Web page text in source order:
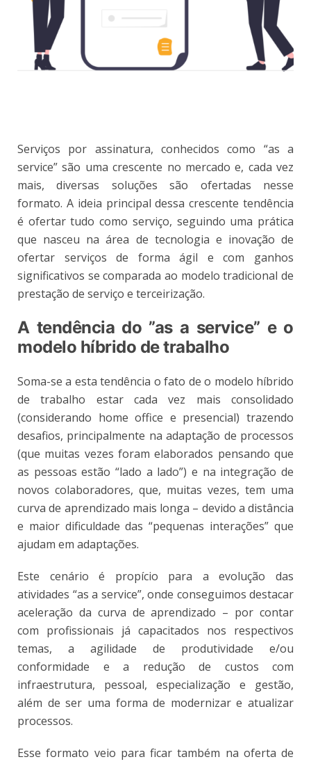
Serviços por assinatura, conhecidos como “as a
service” são uma crescente no mercado e, cada vez
mais, diversas soluções são ofertadas nesse
formato. A ideia principal dessa crescente tendência
é ofertar tudo como serviço, seguindo uma prática
que nasceu na área de tecnologia e inovação de
ofertar serviços de forma ágil e com ganhos
significativos se comparada ao modelo tradicional de
prestação de serviço e terceirização.
A tendência do ”as a service” e o
modelo híbrido de trabalho
Soma-se a esta tendência o fato de o modelo híbrido
de trabalho estar cada vez mais consolidado
(considerando home office e presencial) trazendo
desafios, principalmente na adaptação de processos
(que muitas vezes foram elaborados pensando que
as pessoas estão “lado a lado”) e na integração de
novos colaboradores, que, muitas vezes, tem uma
curva de aprendizado mais longa – devido a distância
e maior dificuldade das “pequenas interações” que
ajudam em adaptações.
Este cenário é propício para a evolução das
atividades “as a service”, onde conseguimos destacar
aceleração da curva de aprendizado – por contar
com profissionais já capacitados nos respectivos
temas, a agilidade de produtividade e/ou
conformidade e a redução de custos com
infraestrutura, pessoal, especialização e gestão,
além de ser uma forma de modernizar e atualizar
processos.
Esse formato veio para ficar também na oferta de